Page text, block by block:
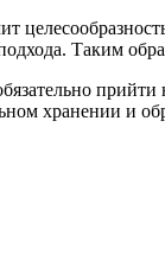
Таким
хранении и